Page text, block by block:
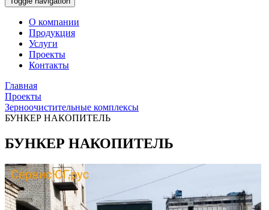
О компании
Продукция
Услуги
Проекты
Контакты
Главная
Проекты
Зерноочистительные комплексы
БУНКЕР НАКОПИТЕЛЬ
БУНКЕР НАКОПИТЕЛЬ